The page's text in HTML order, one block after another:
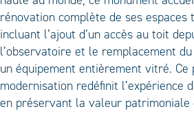
rénovation complète de ses espaces
incluant l’ajout d’un accès au toit
l’observatoire et le remplacement
un équipement entièrement vitré. Ce
modernisation redéfinit l’expérience
en préservant la valeur patrimoniale